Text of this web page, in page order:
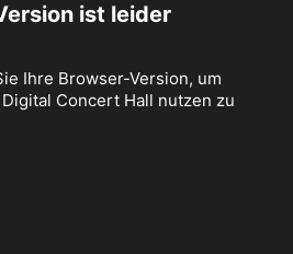
ist leider
Ihre Browser-Version, um
Concert Hall nutzen zu